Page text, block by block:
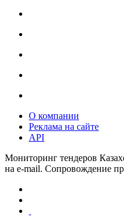
О компании
Реклама на сайте
API
Мониторинг тендеров
на e-mail. Сопровождение